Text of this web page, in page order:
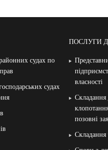
судах по
судах
ПОСЛУГИ
власності
Складання
позовні
Складання